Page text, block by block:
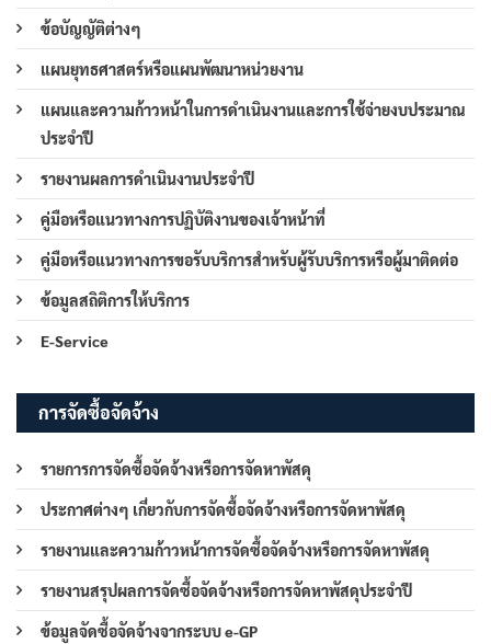
ข้อบัญญัติต่างๆ
แผนยุทธศาสตร์หรือแผนพัฒนาหน่วยงาน
แผนและความก้าวหน้าในการดำเนินงานและการใช้จ่ายงบประมาณ
ประจำปี
รายงานผลการดำเนินงานประจำปี
คู่มือหรือแนวทางการปฏิบัติงานของเจ้าหน้าที่
คู่มือหรือแนวทางการขอรับบริการสำหรับผู้รับบริการหรือผู้มาติดต่อ
ข้อมูลสถิติการให้บริการ
E-Service
การจัดซื้อจัดจ้าง
รายการการจัดซื้อจัดจ้างหรือการจัดหาพัสดุ
ประกาศต่างๆ เกี่ยวกับการจัดซื้อจัดจ้างหรือการจัดหาพัสดุ
รายงานและความก้าวหน้าการจัดซื้อจัดจ้างหรือการจัดหาพัสดุ
รายงานสรุปผลการจัดซื้อจัดจ้างหรือการจัดหาพัสดุประจำปี
ข้อมูลจัดซื้อจัดจ้างจากระบบ e-GP